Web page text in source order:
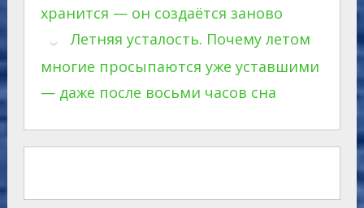
хранится — он создаётся заново
Летняя усталость. Почему летом
многие просыпаются уже уставшими
— даже после восьми часов сна